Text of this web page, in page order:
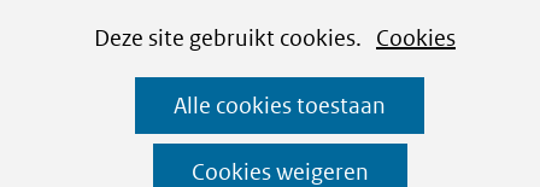
CookiesDeze site gebruikt cookies. Cookies
Alle cookies toestaan
Cookies weigeren
Ga
naar
de
inhoud